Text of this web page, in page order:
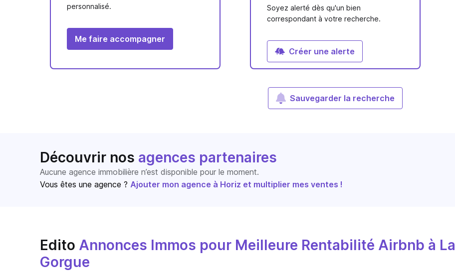
personnalisé.
Me faire accompagner
Soyez alerté dès qu'un bien
correspondant à votre recherche.
Créer une alerte
Sauvegarder la recherche
Découvrir nos agences partenaires
Aucune agence immobilière n’est disponible pour le moment.
Vous êtes une agence ? Ajouter mon agence à Horiz et multiplier mes ventes !
Edito Annonces Immos pour Meilleure Rentabilité Airbnb à La
Gorgue